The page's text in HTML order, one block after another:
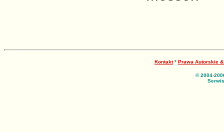
Kontakt* Prawa Autorskie &
© 2004-